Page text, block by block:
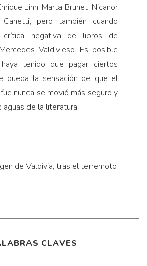
Lihn, Marta Brunet, Nicanor
pero también cuando
crítica negativa de libros de
Valdivieso. Es posible
tenido que pagar ciertos
queda la sensación de que el
nunca se movió más seguro y
aguas de la literatura.
de Valdivia, tras el terremoto
CLAVES